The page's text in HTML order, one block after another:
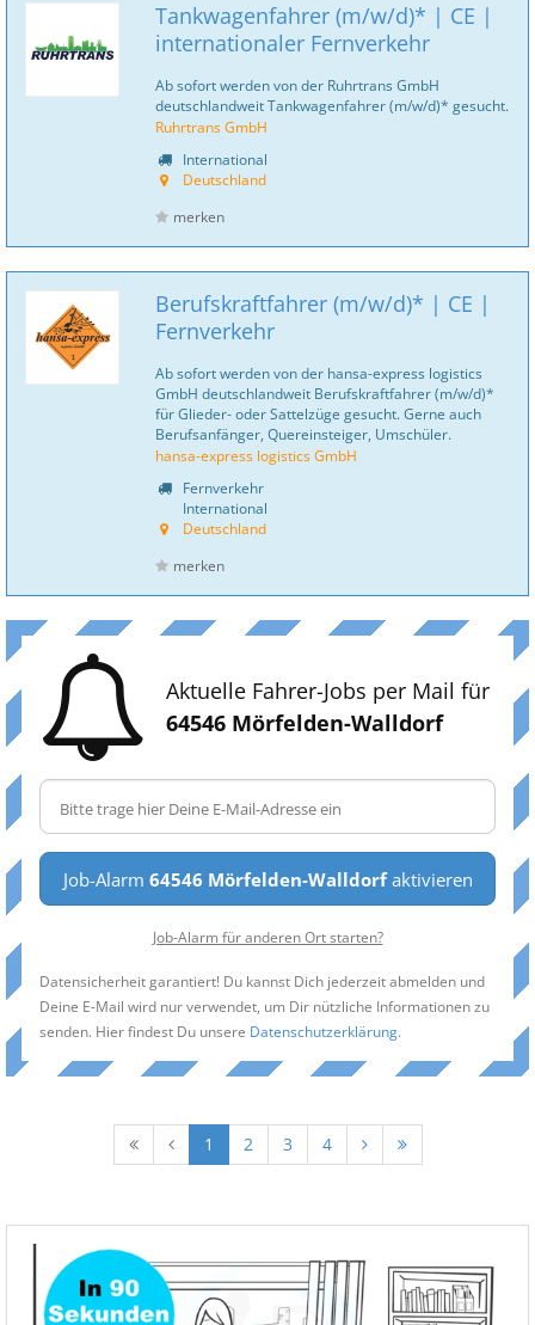
Tankwagenfahrer (m/w/d)* | CE |
internationaler Fernverkehr
Ab sofort werden von der Ruhrtrans GmbH
deutschlandweit Tankwagenfahrer (m/w/d)* gesucht.
Ruhrtrans GmbH
International
Deutschland
merken
Berufskraftfahrer (m/w/d)* | CE |
Fernverkehr
Ab sofort werden von der hansa-express logistics
GmbH deutschlandweit Berufskraftfahrer (m/w/d)*
für Glieder- oder Sattelzüge gesucht. Gerne auch
Berufsanfänger, Quereinsteiger, Umschüler.
hansa-express logistics GmbH
Fernverkehr
International
Deutschland
merken
Aktuelle Fahrer-Jobs per Mail für
64546 Mörfelden-Walldorf
Job-Alarm 64546 Mörfelden-Walldorfaktivieren
Job-Alarm für anderen Ort starten?
Datensicherheit garantiert! Du kannst Dich jederzeit abmelden und
Deine E-Mail wird nur verwendet, um Dir nützliche Informationen zu
senden. Hier findest Du unsere Datenschutzerklärung.
1 2 3 4